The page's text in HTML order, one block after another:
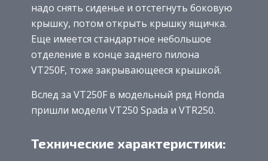
надо снять сиденье и отстегнуть боковую
крышку, потом открыть крышку ящичка.
Еще имеется стандартное небольшое
отделение в конце заднего пилона
VT250F, тоже закрывающееся крышкой.
Вслед за VT250F в модельный ряд Honda
пришли модели VT250 Spada и VTR250.
Технические характеристики: